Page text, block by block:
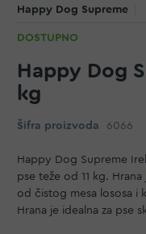
Happy Dog Supreme
DOSTUPNO
Happy Dog
kg
Šifra proizvoda 6066
Happy Dog Supreme
pse teže od 11 kg.
od čistog mesa lososa i
Hrana je idealna za pse